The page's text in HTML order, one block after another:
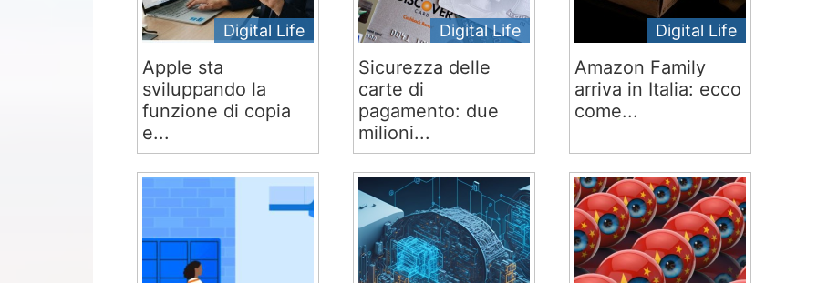
Digital Life
Apple sta
sviluppando la
funzione di copia
e...
Digital Life
Sicurezza delle
carte di
pagamento: due
milioni...
Digital Life
Amazon Family
arriva in Italia: ecco
come...